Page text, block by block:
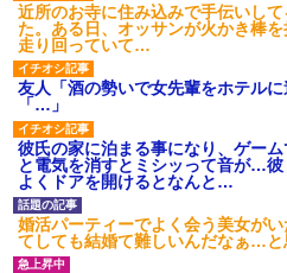
近所のお寺に住み込みで手伝いし
た。ある日、オッサンが火かき棒
走り回っていて…
友人「酒の勢いで女先輩をホテル
「…」
彼氏の家に泊まる事になり、ゲー
と電気を消すとミシッって音が…
よくドアを開けるとなんと…
婚活パーティーでよく会う美女が
てしても結婚て難しいんだなぁ…と